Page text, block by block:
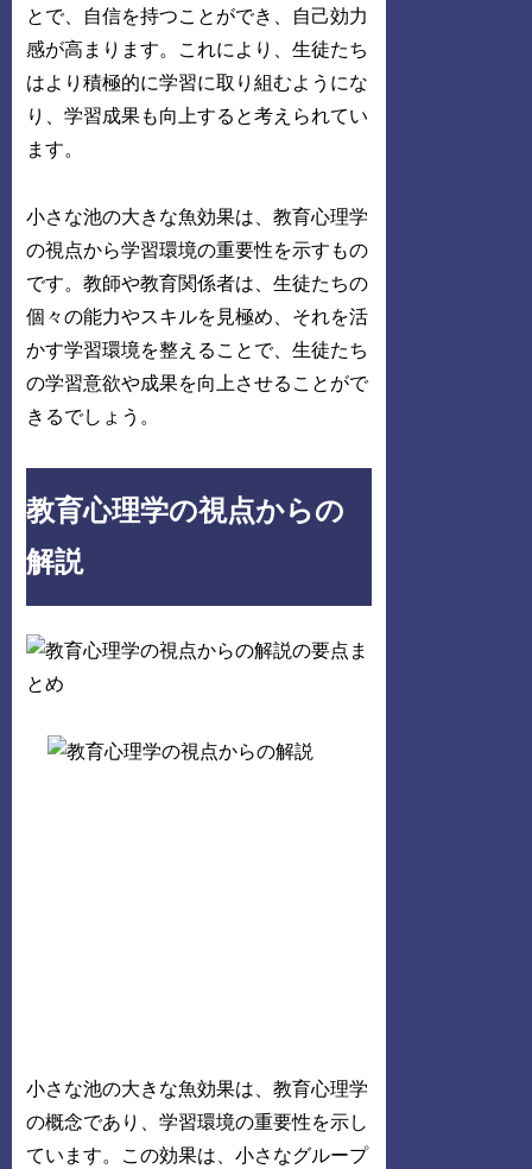
とで、自信を持つことができ、自己効力
感が高まります。これにより、生徒たち
はより積極的に学習に取り組むようにな
り、学習成果も向上すると考えられてい
ます。
小さな池の大きな魚効果は、教育心理学
の視点から学習環境の重要性を示すもの
です。教師や教育関係者は、生徒たちの
個々の能力やスキルを見極め、それを活
かす学習環境を整えることで、生徒たち
の学習意欲や成果を向上させることがで
きるでしょう。
教育心理学の視点からの
解説
小さな池の大きな魚効果は、教育心理学
の概念であり、学習環境の重要性を示し
ています。この効果は、小さなグループ